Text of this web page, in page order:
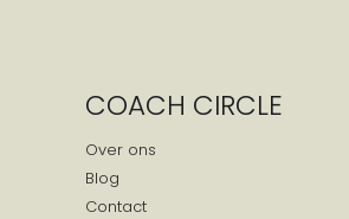
COACH CIRCLE
Over ons
Blog
Contact